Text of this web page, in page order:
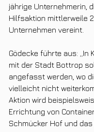
jährige Unternehmerin,
Hilfsaktion mittlerweile
Unternehmen vereint.
Gödecke führte aus: „In
mit der Stadt Bottrop
angefasst werden, wo
vielleicht nicht
Aktion wird
Errichtung von
Schmücker Hof und